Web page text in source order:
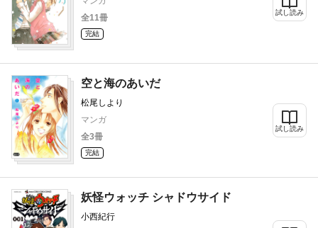
全11冊
完結
試し読み
空と海のあいだ
松尾しより
マンガ
全3冊
完結
試し読み
妖怪ウォッチ シャドウサイド
小西紀行